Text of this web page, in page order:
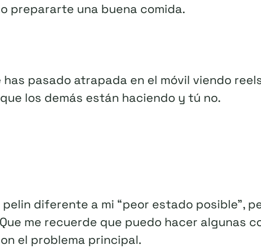
prepararte una buena comida.
pasado atrapada en el móvil viendo
los demás están haciendo y tú no.
diferente a mi “peor estado posible”,
me recuerde que puedo hacer algunas
el problema principal.